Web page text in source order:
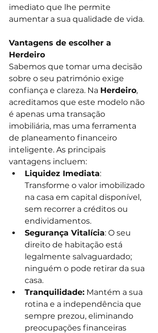
imediato que lhe permite
aumentar a sua qualidade de vida.
Vantagens de escolher a
Herdeiro
Sabemos que tomar uma decisão
sobre o seu património exige
confiança e clareza. Na Herdeiro,
acreditamos que este modelo não
é apenas uma transação
imobiliária, mas uma ferramenta
de planeamento financeiro
inteligente. As principais
vantagens incluem:
Liquidez Imediata:
Transforme o valor imobilizado
na casa em capital disponível,
sem recorrer a créditos ou
endividamentos.
Segurança Vitalícia: O seu
direito de habitação está
legalmente salvaguardado;
ninguém o pode retirar da sua
casa.
Tranquilidade: Mantém a sua
rotina e a independência que
sempre prezou, eliminando
preocupações financeiras